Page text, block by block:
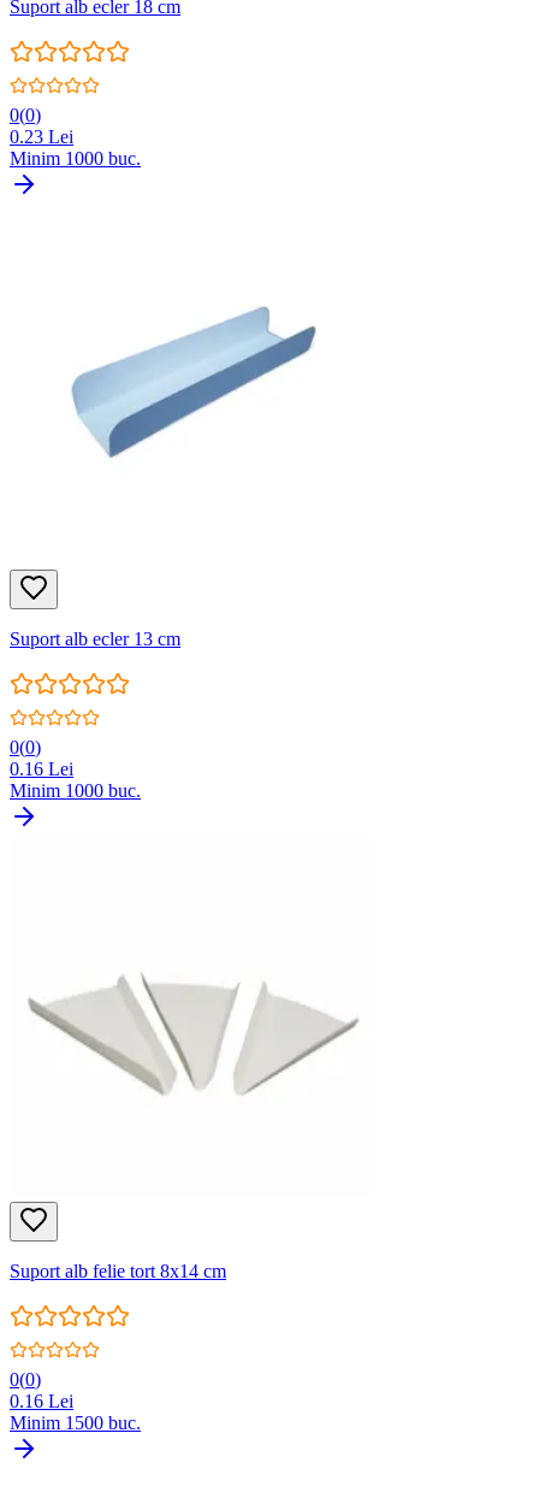
Suport alb ecler 18 cm
0(0)
0.23 Lei
Minim 1000 buc.
Suport alb ecler 13 cm
0(0)
0.16 Lei
Minim 1000 buc.
Suport alb felie tort 8x14 cm
0(0)
0.16 Lei
Minim 1500 buc.